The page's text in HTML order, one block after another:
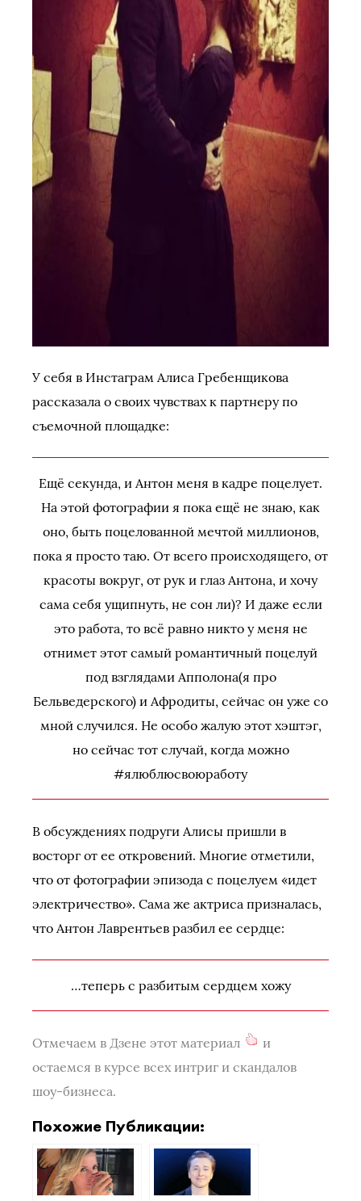
У себя в Инстаграм Алиса Гребенщикова
рассказала о своих чувствах к партнеру по
съемочной площадке:
Ещё секунда, и Антон меня в кадре поцелует.
На этой фотографии я пока ещё не знаю, как
оно, быть поцелованной мечтой миллионов,
пока я просто таю. От всего происходящего, от
красоты вокруг, от рук и глаз Антона, и хочу
сама себя ущипнуть, не сон ли)? И даже если
это работа, то всё равно никто у меня не
отнимет этот самый романтичный поцелуй
под взглядами Апполона(я про
Бельведерского) и Афродиты, сейчас он уже со
мной случился. Не особо жалую этот хэштэг,
но сейчас тот случай, когда можно
#ялюблюсвоюработу
В обсуждениях подруги Алисы пришли в
восторг от ее откровений. Многие отметили,
что от фотографии эпизода с поцелуем «идет
электричество». Сама же актриса призналась,
что Антон Лаврентьев разбил ее сердце:
…теперь с разбитым сердцем хожу
Отмечаем в Дзене этот материал
и
остаемся в курсе всех интриг и скандалов
шоу-бизнеса.
Похожие Публикации: